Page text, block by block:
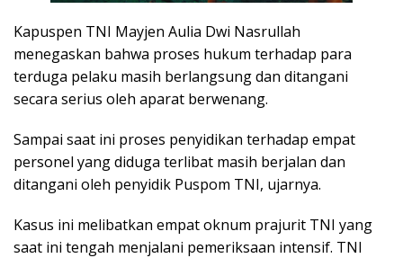
Kapuspen TNI Mayjen Aulia Dwi Nasrullah
menegaskan bahwa proses hukum terhadap para
terduga pelaku masih berlangsung dan ditangani
secara serius oleh aparat berwenang.
Sampai saat ini proses penyidikan terhadap empat
personel yang diduga terlibat masih berjalan dan
ditangani oleh penyidik Puspom TNI, ujarnya.
Kasus ini melibatkan empat oknum prajurit TNI yang
saat ini tengah menjalani pemeriksaan intensif. TNI